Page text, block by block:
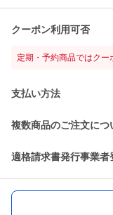
クーポン利用可否
定期・予約商品ではク
支払い方法
複数商品のご注文につ
適格請求書発行事業者